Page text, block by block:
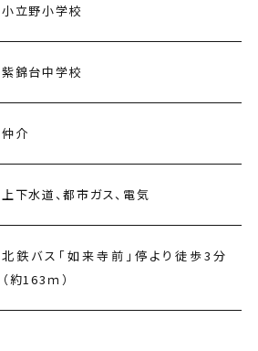
小立野小学校
紫錦台中学校
仲介
上下水道、都市ガス、電気
北鉄バス「如来寺前」停より徒歩3分
（約163ｍ）